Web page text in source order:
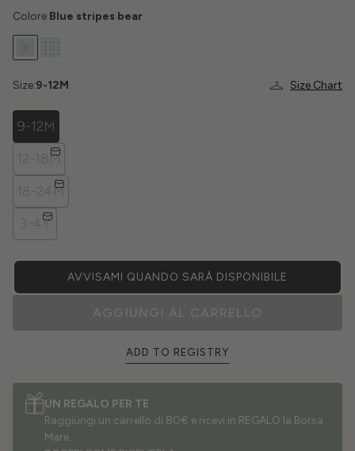
Colore:Blue stripes bear
Size Chart
Size:9-12M
9-12M
12-18M
18-24M
3-4Y
AVVISAMI QUANDO SARÀ DISPONIBILE
AGGIUNGI AL CARRELLO
ADD TO REGISTRY
UN REGALO PER TE
Raggiungi un carrello di 80€ e ricevi in REGALO la Borsa
Mare.